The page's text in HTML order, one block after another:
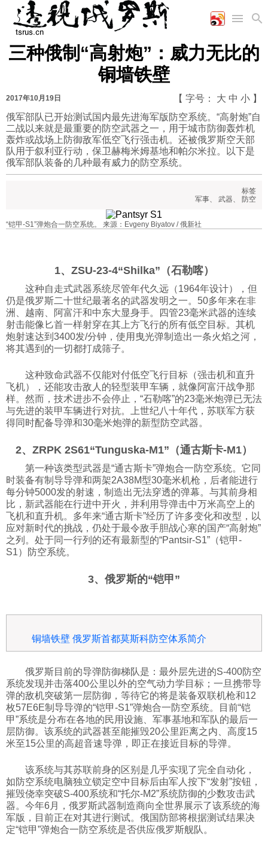
首页
国际
时政
军事
陆军
军事合作
工业
能源
农业
科技
社会
美食
娱乐
历史
旅游
视听
漫画
视频
图表
三种俄制“高射炮”：威力无比的
铜墙铁壁
2017年10月19日 【 字号： 大 中 小 】
俄军部队已开始测试国内最先进海军版防空系统。“高射炮”自
二战以来就是最重要的防空武器之一，用于城市防御轰炸机
轰炸或战场上防御敌军低空飞行强击机。还被俄罗斯空天部
队用于叙利亚行动，保卫赫梅米姆基地和帕尔米拉。以下是
俄军部队装备的几种最有威力的防空系统。
标签
军事、 武器、 防空
“铠甲-S1”弹炮合一防空系统。 来源：Evgeny Biyatov / 俄新社
1、ZSU-23-4“Shilka”（石勒喀）
这种自走式武器系统尽管年代久远（1964年设计），但
仍是俄罗斯二十世纪最著名的武器发明之一。50多年来在非
洲、越南、阿富汗和中东大显身手。四管23毫米武器的连续
射击能像匕首一样射穿在其上方飞行的所有低空目标。其机
炮射速达到3400发/分钟，使用曳光弹制造出一条火焰之河，
将其遇到的一切都打成筛子。
这种致命武器不仅能对付低空飞行目标（强击机和直升
飞机），还能攻击敌人的轻型装甲车辆，就像阿富汗战争那
样。然而，技术进步不会停止，“石勒喀”的23毫米炮弹已无法
与先进的装甲车辆进行对抗。上世纪八十年代，苏联军方获
得同时配备导弹和30毫米炮弹的新型防空武器。
2、ZRPK 2S61“Tunguska-M1”（通古斯卡-M1）
第一种该类型武器是“通古斯卡”弹炮合一防空系统。它同
时装备有制导导弹和两架2A38M型30毫米机枪，后者能进行
每分钟5000发的射速，制造出无法穿透的弹幕。与其前身相
比，新武器能在行进中开火，并利用导弹击中万米高空上的
飞机和直升机。多年来“通古斯卡”经历了许多变化和改型，以
应对新时代的挑战，仍处于最令敌手胆战心寒的国产“高射炮”
之列。处于同一行列的还有最新型的“Pantsir-S1”（铠甲-
S1）防空系统。
3、俄罗斯的“铠甲”
铜墙铁壁 俄罗斯首都莫斯科防空体系简介
俄罗斯目前的导弹防御梯队是：最外层先进的S-400防空
系统发现并击落400公里以外的空气动力学目标；一旦携带导
弹的敌机突破第一层防御，等待它的将是装备双联机枪和12
枚57E6E制导导弹的“铠甲-S1”弹炮合一防空系统。目前“铠
甲”系统是分布在各地的民用设施、军事基地和军队的最后一
层防御。该系统的武器甚至能摧毁20公里距离之内、高度15
米至15公里的高超音速导弹，即正在接近目标的导弹。
该系统与其苏联前身的区别是几乎实现了完全自动化，
如防空系统电脑独立锁定空中目标后由军人按下“发射”按钮，
摧毁侥幸突破S-400系统和“托尔-M2”系统防御的少数攻击武
器。今年6月，俄罗斯武器制造商向全世界展示了该系统的海
军版，目前正在对其进行测试。俄国防部将根据测试结果决
定“铠甲”弹炮合一防空系统是否供应俄罗斯舰队。